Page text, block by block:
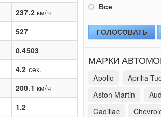
237.2км/ч
527
0.4503
4.2 сек.
200.1 км/ч
1.2
Все
ГОЛОСОВАТЬ
МАРКИ
Apollo Aprilia
Aston Martin
Cadillac